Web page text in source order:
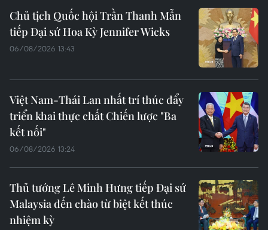
Chủ tịch Quốc hội Trần Thanh Mẫn
tiếp Đại sứ Hoa Kỳ Jennifer Wicks
06/08/2026 13:43
Việt Nam-Thái Lan nhất trí thúc đẩy
triển khai thực chất Chiến lược "Ba
kết nối"
06/08/2026 13:24
Thủ tướng Lê Minh Hưng tiếp Đại sứ
Malaysia đến chào từ biệt kết thúc
nhiệm kỳ